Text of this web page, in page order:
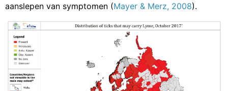
aanslepen van symptomen (Mayer & Merz, 2008).